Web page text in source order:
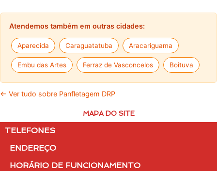
Atendemos também em outras cidades:
Aparecida Caraguatatuba Aracariguama
Embu das Artes Ferraz de Vasconcelos Boituva
← Ver tudo sobre Panfletagem DRP
MAPA DO SITE
TELEFONES
ENDEREÇO
HORÁRIO DE FUNCIONAMENTO